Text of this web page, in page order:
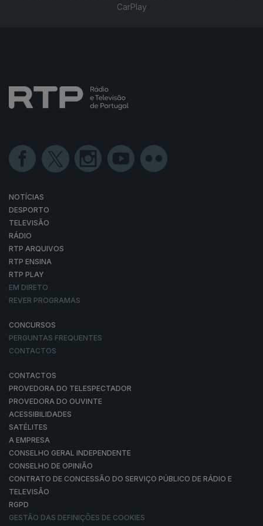
CarPlay
NOTÍCIAS
DESPORTO
TELEVISÃO
RÁDIO
RTP ARQUIVOS
RTP ENSINA
RTP PLAY
EM DIRETO
REVER PROGRAMAS
CONCURSOS
PERGUNTAS FREQUENTES
CONTACTOS
CONTACTOS
PROVEDORA DO TELESPECTADOR
PROVEDORA DO OUVINTE
ACESSIBILIDADES
SATÉLITES
A EMPRESA
CONSELHO GERAL INDEPENDENTE
CONSELHO DE OPINIÃO
CONTRATO DE CONCESSÃO DO SERVIÇO PÚBLICO DE RÁDIO E
TELEVISÃO
RGPD
GESTÃO DAS DEFINIÇÕES DE COOKIES